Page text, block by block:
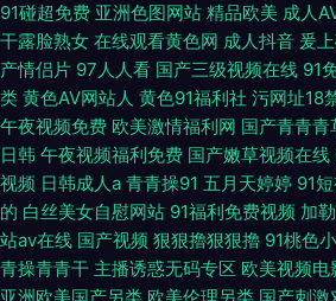
91碰超免费 亚洲色图网站 精品欧美 成人
干露脸熟女 在线观看黄色网 成人抖音 爰
产情侣片 97人人看 国产三级视频在线 91
类 黄色AV网站人 黄色91福利社 污网址18
午夜视频免费 欧美激情福利网 国产青青青
日韩 午夜视频福利免费 国产嫩草视频在线
视频 日韩成人a 青青操91 五月天婷婷 91
的 白丝美女自慰网站 91福利免费视频 加
站av在线 国产视频 狠狠擼狠狠擼 91桃色
青操青青干 主播诱惑无码专区 欧美视频电